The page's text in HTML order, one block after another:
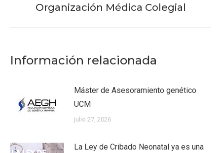
siguiente:
Organización Médica Colegial
Información relacionada
Máster de Asesoramiento genético
UCM
julio 27, 2026
La Ley de Cribado Neonatal ya es una